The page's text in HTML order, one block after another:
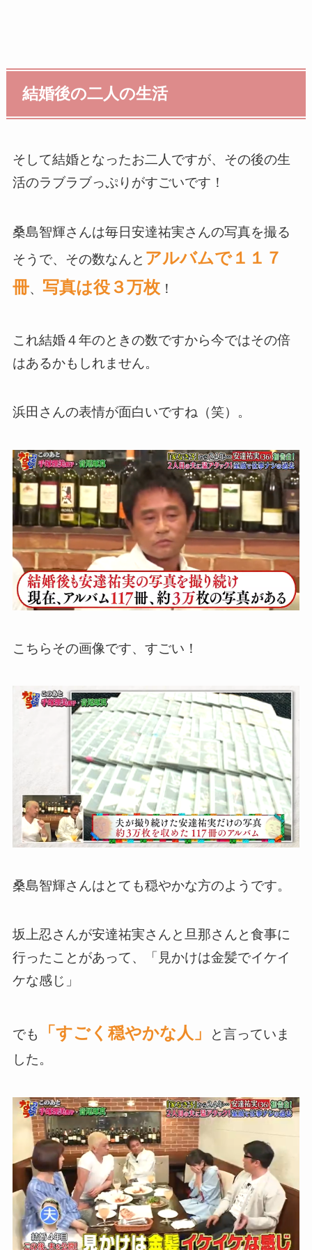
結婚後の二人の生活
そして結婚となったお二人ですが、その後の生
活のラブラブっぷりがすごいです！
桑島智輝さんは毎日安達祐実さんの写真を撮る
そうで、その数なんと アルバムで１１７
冊、 写真は役３万枚！
これ結婚４年のときの数ですから今ではその倍
はあるかもしれません。
浜田さんの表情が面白いですね（笑）。
こちらその画像です、すごい！
桑島智輝さんはとても穏やかな方のようです。
坂上忍さんが安達祐実さんと旦那さんと食事に
行ったことがあって、「見かけは金髪でイケイ
ケな感じ」
でも 「すごく穏やかな人」
と言っていま
した。